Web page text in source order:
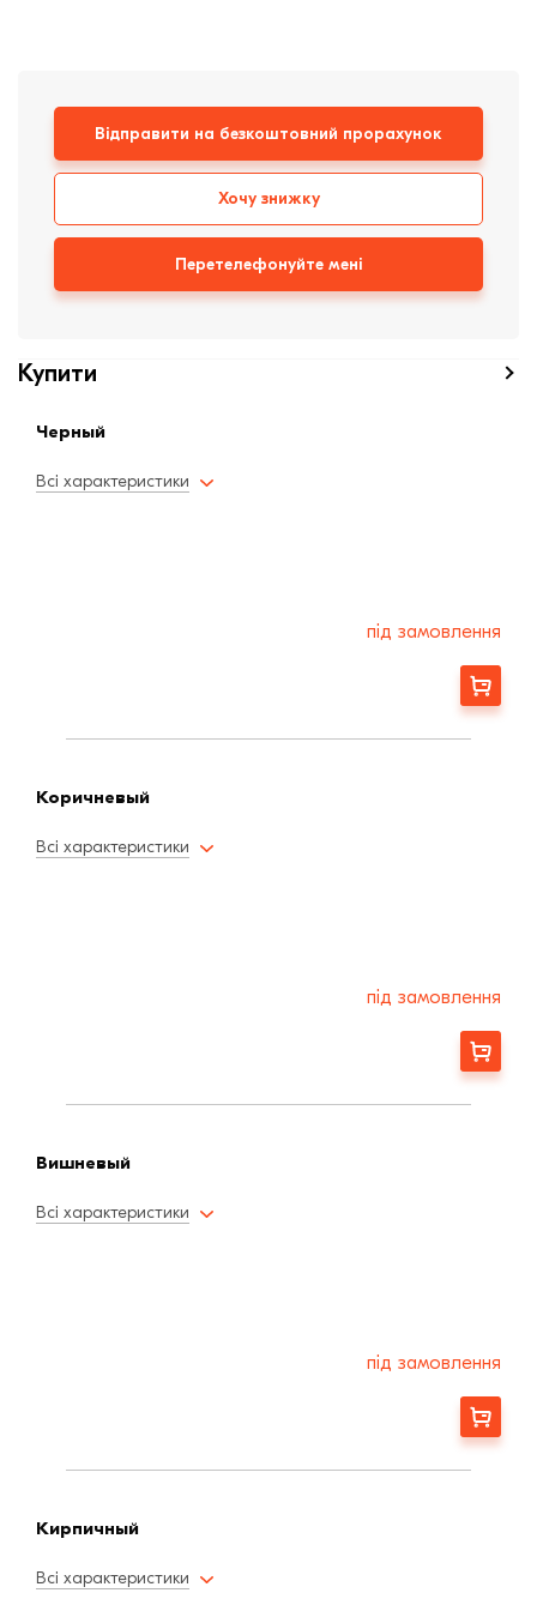
Сходи та ганок
Будівельні суміші
Відправити на безкоштовний прорахунок
Хочу знижку
Перетелефонуйте мені
Купити
Черный
Всі характеристики
під замовлення
Замовити
Коричневый
Всі характеристики
під замовлення
Замовити
Вишневый
Всі характеристики
під замовлення
Замовити
Кирпичный
Всі характеристики